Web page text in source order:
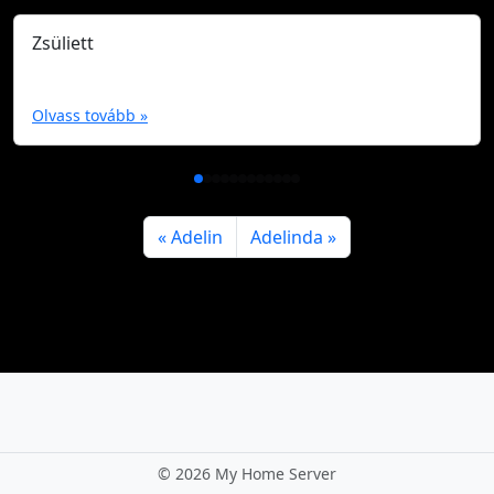
Zsüliett
Olvass tovább »
Adelin Adelinda
© 2026 My Home Server